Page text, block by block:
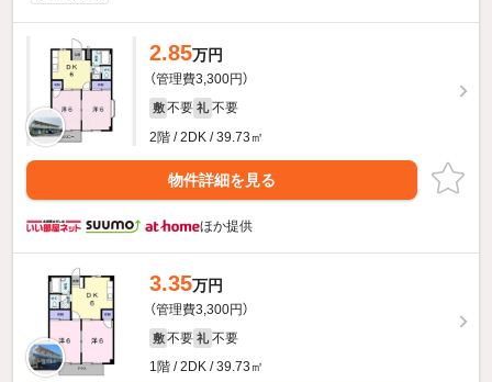
2.85万円
（管理費3,300円）
敷 不要 礼 不要
2階 / 2DK / 39.73㎡
物件詳細を見る
ほか提供
3.35万円
（管理費3,300円）
敷 不要 礼 不要
1階 / 2DK / 39.73㎡